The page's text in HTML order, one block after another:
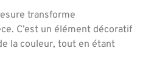
transforme
C’est un élément décoratif
la couleur, tout en étant